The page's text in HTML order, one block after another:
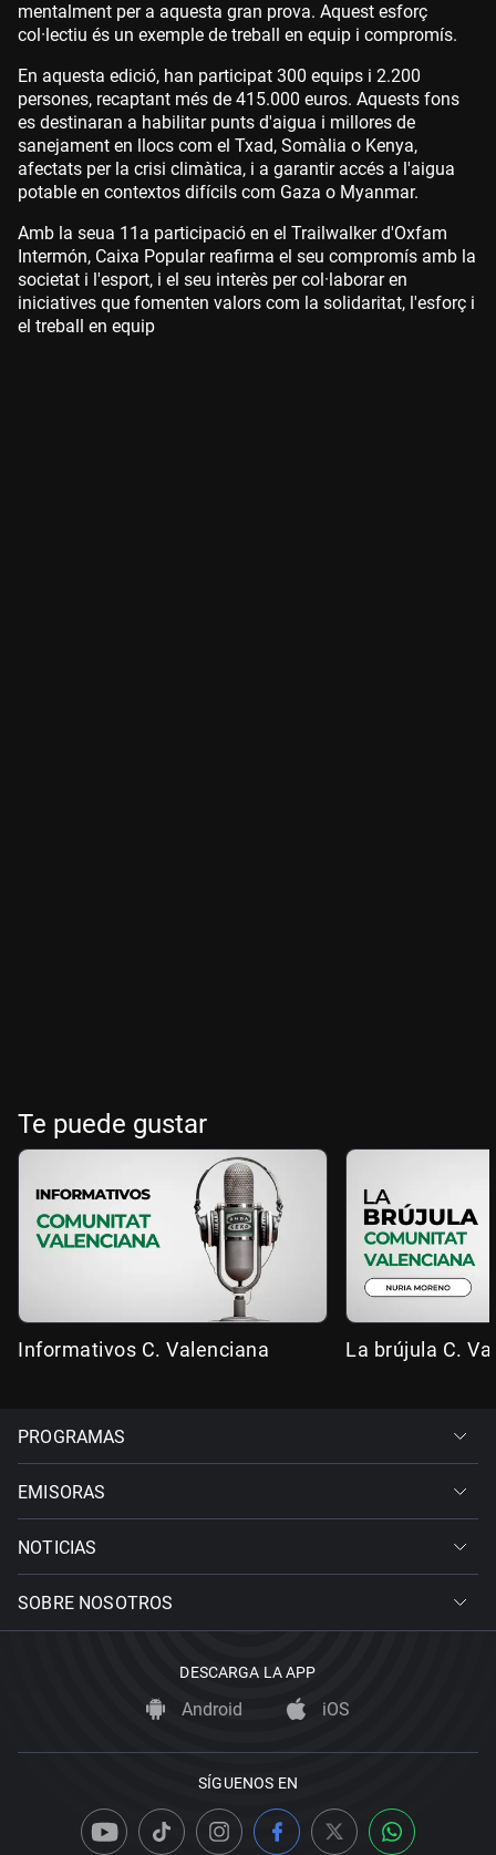
mentalment per a aquesta gran prova. Aquest esforç
col·lectiu és un exemple de treball en equip i compromís.
En aquesta edició, han participat 300 equips i 2.200
persones, recaptant més de 415.000 euros. Aquests fons
es destinaran a habilitar punts d'aigua i millores de
sanejament en llocs com el Txad, Somàlia o Kenya,
afectats per la crisi climàtica, i a garantir accés a l'aigua
potable en contextos difícils com Gaza o Myanmar.
Amb la seua 11a participació en el Trailwalker d'Oxfam
Intermón, Caixa Popular reafirma el seu compromís amb la
societat i l'esport, i el seu interès per col·laborar en
iniciatives que fomenten valors com la solidaritat, l'esforç i
el treball en equip
Te puede gustar
Informativos C. Valenciana La brújula C.
PROGRAMAS
EMISORAS
NOTICIAS
SOBRE NOSOTROS
DESCARGA LA APP
Android iOS
SÍGUENOS EN